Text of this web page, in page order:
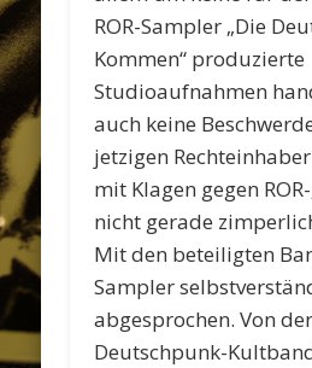
ROR-Sampler „Die
Kommen“ produzierte
Studioaufnahmen
auch keine
jetzigen
mit Klagen gegen
nicht gerade
Mit den beteiligten
Sampler
abgesprochen. Von der
Deutschpunk-